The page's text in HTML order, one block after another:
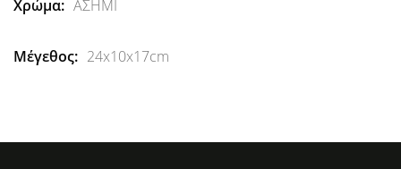
ΑΣΗΜΙ
24x10x17cm